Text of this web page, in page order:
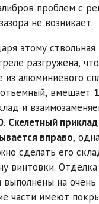
проблем с
не возникает.
этому
разгружена,
из алюминиевого
вмещает
и
. Скелетный
вправо,
сделать его
винтовки. Отделка
выполнены на
части имеют